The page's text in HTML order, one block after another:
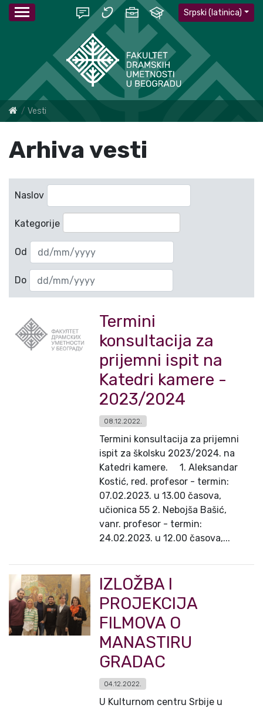
Srpski (latinica)
Vesti
Arhiva vesti
Naslov
Kategorije
Od
Do
Termini
konsultacija za
prijemni ispit na
Katedri kamere -
2023/2024
08.12.2022.
Termini konsultacija za prijemni
ispit za školsku 2023/2024. na
Katedri kamere. 1. Aleksandar
Kostić, red. profesor - termin:
07.02.2023. u 13.00 časova,
učionica 55 2. Nebojša Bašić,
vanr. profesor - termin:
24.02.2023. u 12.00 časova,...
IZLOŽBA I
PROJEKCIJA
FILMOVA O
MANASTIRU
GRADAC
04.12.2022.
U Kulturnom centru Srbije u